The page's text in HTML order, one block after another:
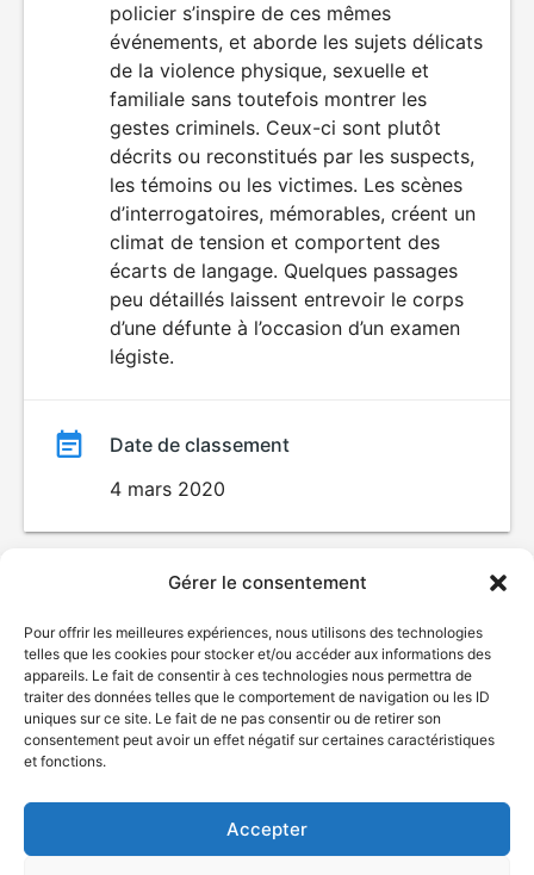
Gérer le consentement
Pour offrir les meilleures expériences, nous utilisons des technologies
telles que les cookies pour stocker et/ou accéder aux informations des
appareils. Le fait de consentir à ces technologies nous permettra de
traiter des données telles que le comportement de navigation ou les ID
uniques sur ce site. Le fait de ne pas consentir ou de retirer son
consentement peut avoir un effet négatif sur certaines caractéristiques
et fonctions.
Accepter
policier s’inspire de ces mêmes
événements, et aborde les sujets délicats
de la violence physique, sexuelle et
familiale sans toutefois montrer les
gestes criminels. Ceux-ci sont plutôt
décrits ou reconstitués par les suspects,
les témoins ou les victimes. Les scènes
d’interrogatoires, mémorables, créent un
climat de tension et comportent des
écarts de langage. Quelques passages
peu détaillés laissent entrevoir le corps
d’une défunte à l’occasion d’un examen
légiste.
Date de classement
4 mars 2020
© Gouvernement du Québec, 2026
Plan du site
Accessibilité
Accès à l'information